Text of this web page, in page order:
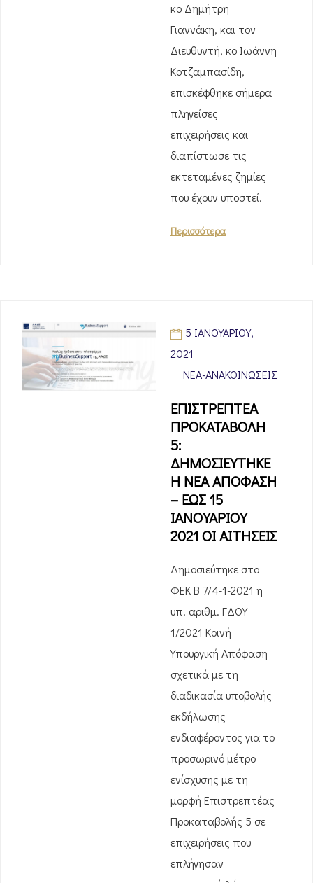
κο Δημήτρη
Γιαννάκη, και τον
Διευθυντή, κο Ιωάννη
Κοτζαμπασίδη,
επισκέφθηκε σήμερα
πληγείσες
επιχειρήσεις και
διαπίστωσε τις
εκτεταμένες ζημίες
που έχουν υποστεί.
Περισσότερα
5 ΙΑΝΟΥΑΡΊΟΥ,
2021
ΝΈΑ-ΑΝΑΚΟΙΝΏΣΕΙΣ
ΕΠΙΣΤΡΕΠΤΕΑ
ΠΡΟΚΑΤΑΒΟΛΗ
5:
ΔΗΜΟΣΙΕΥΤΗΚΕ
Η ΝΕΑ ΑΠΟΦΑΣΗ
– ΕΩΣ 15
ΙΑΝΟΥΑΡΙΟΥ
2021 ΟΙ ΑΙΤΗΣΕΙΣ
Δημοσιεύτηκε στο
ΦΕΚ Β 7/4-1-2021 η
υπ. αριθμ. ΓΔΟΥ
1/2021 Κοινή
Υπουργική Απόφαση
σχετικά με τη
διαδικασία υποβολής
εκδήλωσης
ενδιαφέροντος για το
προσωρινό μέτρο
ενίσχυσης με τη
μορφή Επιστρεπτέας
Προκαταβολής 5 σε
επιχειρήσεις που
επλήγησαν